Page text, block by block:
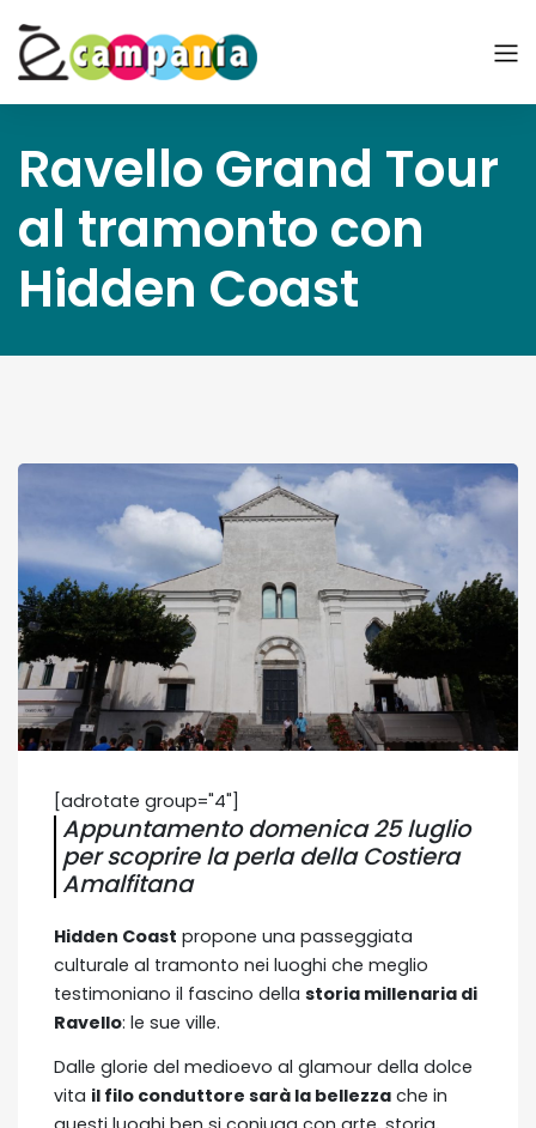
Ravello Grand Tour
al tramonto con
Hidden Coast
[adrotate group="4"]
Appuntamento domenica 25 luglio
per scoprire la perla della Costiera
Amalfitana
Hidden Coast propone una passeggiata
culturale al tramonto nei luoghi che meglio
testimoniano il fascino della storia millenaria di
Ravello: le sue ville.
Dalle glorie del medioevo al glamour della dolce
vita il filo conduttore sarà la bellezza che in